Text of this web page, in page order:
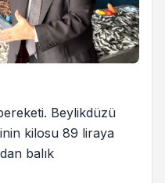
Beylikdüzü
kilosu 89 liraya
balık